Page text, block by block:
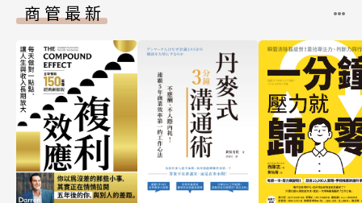
商管最新